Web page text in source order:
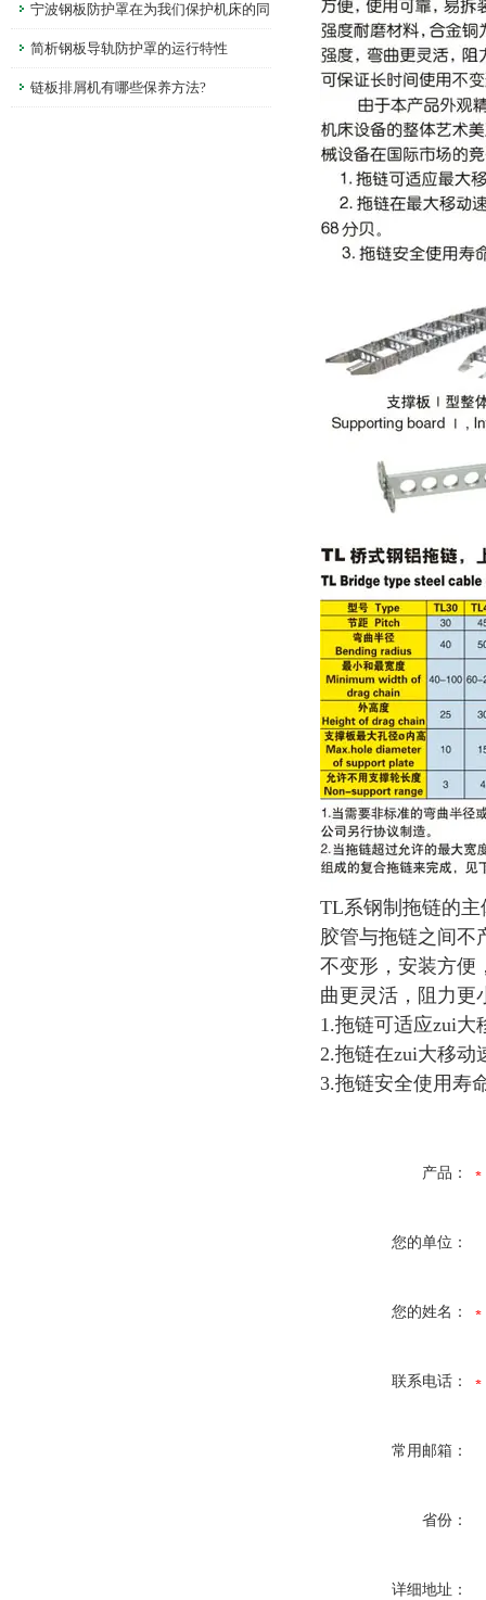
宁波钢板防护罩在为我们保护机床的同
时不要忘了维护保养
简析钢板导轨防护罩的运行特性
链板排屑机有哪些保养方法?
TL系钢制拖链的
胶管与拖链之间不
不变形，安装方便
曲更灵活，阻力更
1.拖链可适应zui大
2.拖链在zui大移动
3.拖链安全使用寿
产品：
您的单位：
您的姓名：
联系电话：
常用邮箱：
省份：
详细地址：